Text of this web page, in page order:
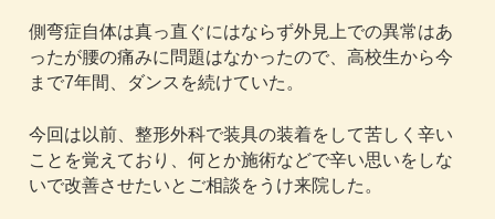
側弯症自体は真っ直ぐにはならず外見上での異常はあ
ったが腰の痛みに問題はなかったので、高校生から今
まで7年間、ダンスを続けていた。
今回は以前、整形外科で装具の装着をして苦しく辛い
ことを覚えており、何とか施術などで辛い思いをしな
いで改善させたいとご相談をうけ来院した。